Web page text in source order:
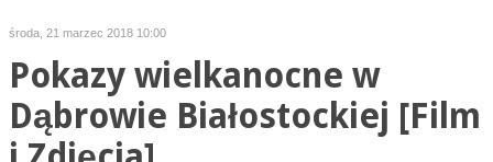
środa, 21 marzec 2018 10:00
Pokazy wielkanocne w
Dąbrowie Białostockiej [Film